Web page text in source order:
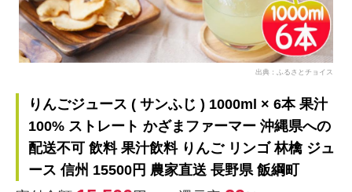
出典：ふるさとチョイス
りんごジュース ( サンふじ ) 1000ml × 6本 果汁
100% ストレート かざまファーマー 沖縄県への
配送不可 飲料 果汁飲料 りんご リンゴ 林檎 ジュ
ース 信州 15500円 農家直送 長野県 飯綱町